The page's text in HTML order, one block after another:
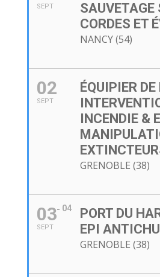
SEPT
SAUVETAGE
CORDES ET
NANCY (54)
02
SEPT
ÉQUIPIER
INCENDIE &
GRENOBLE (38)
03
SEPT
04
PORT DU
EPI
GRENOBLE (38)